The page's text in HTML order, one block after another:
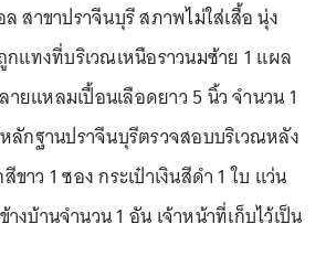
สาขาปราจีนบุรี สภาพไม่ใส่เสื้อ นุ่ง
แทงที่บริเวณเหนือราวนมซ้าย 1 แผล
แหลมเปื้อนเลือดยาว 5 นิ้ว จำนวน 1
ลักฐานปราจีนบุรีตรวจสอบบริเวณหลัง
าว 1 ซอง กระเป๋าเงินสีดำ 1 ใบ แว่น
งบ้านจำนวน 1 อัน เจ้าหน้าที่เก็บไว้เป็น